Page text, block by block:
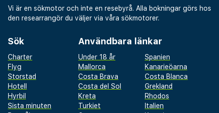
Vi är en sökmotor och inte en resebyrå. Alla bokningar görs hos
den researrangör du väljer via våra sökmotorer.
Sök
Charter
Flyg
Storstad
Hotell
Hyrbil
Sista minuten
Användbara länkar
Under 18 år
Spanien
Mallorca
Kanarieöarna
Costa Brava
Costa Blanca
Costa del Sol
Grekland
Kreta
Rhodos
Turkiet
Italien